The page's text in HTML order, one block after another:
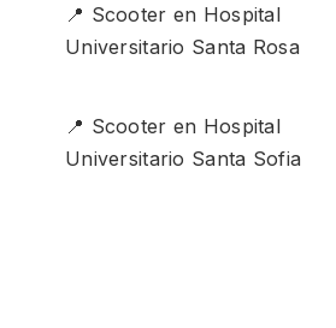
📍 Scooter en Hospital
Universitario Santa Rosa
📍 Scooter en Hospital
Universitario Santa Sofia